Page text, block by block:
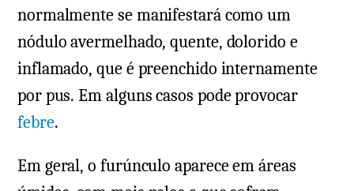
normalmente se manifestará como um
nódulo avermelhado, quente, dolorido e
inflamado, que é preenchido internamente
por pus. Em alguns casos pode provocar
febre.
Em geral, o furúnculo aparece em áreas